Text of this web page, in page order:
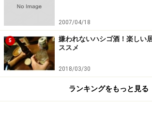
2007/04/18
5
嫌われないハシゴ酒！楽しい
ススメ
2018/03/30
ランキングをもっと見る